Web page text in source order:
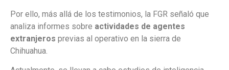
Por ello, más allá de los testimonios, la FGR señaló que
analiza informes sobre actividades de agentes
extranjeros previas al operativo en la sierra de
Chihuahua.